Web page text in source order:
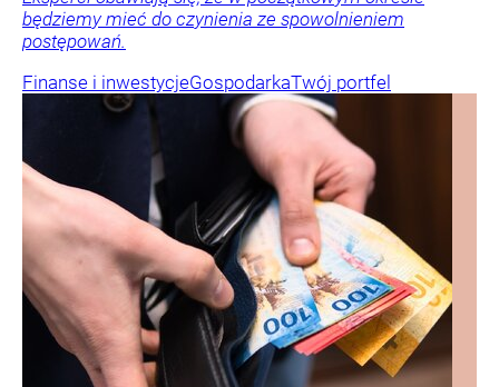
będziemy mieć do czynienia ze spowolnieniem
postępowań.
Finanse i inwestycjeGospodarkaTwój portfel